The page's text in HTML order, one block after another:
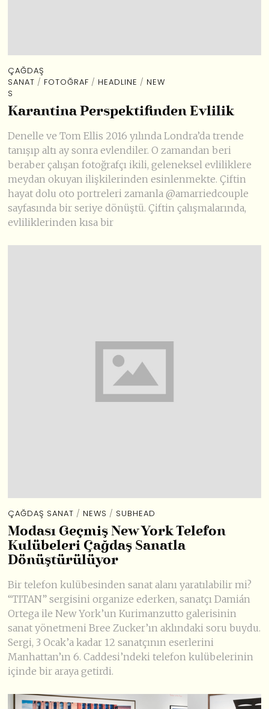
ÇAĞDAŞ
SANAT / FOTOĞRAF / HEADLINE / NEW
S
Karantina Perspektifinden Evlilik
Denelle ve Tom Ellis 2016 yılında Londra’da trende
tanışıp altı ay sonra evlendiler. O zamandan beri
beraber çalışan fotoğrafçı ikili, geleneksel evliliklere
meydan okuyan ilişkilerinden esinlenmekte. Çiftin
hayat dolu oto portreleri zamanla @amarriedcouple
sayfasında bir seriye dönüştü. Çiftin çalışmalarında,
evliliklerinden kısa bir
ÇAĞDAŞ SANAT / NEWS / SUBHEAD
Modası Geçmiş New York Telefon
Kulübeleri Çağdaş Sanatla
Dönüştürülüyor
Bir telefon kulübesinden sanat alanı yaratılabilir mi?
“TITAN” sergisini organize ederken, sanatçı Damián
Ortega ile New York’un Kurimanzutto galerisinin
sanat yönetmeni Bree Zucker’ın aklındaki soru buydu.
Sergi, 3 Ocak’a kadar 12 sanatçının eserlerini
Manhattan’ın 6. Caddesi’ndeki telefon kulübelerinin
içinde bir araya getirdi.